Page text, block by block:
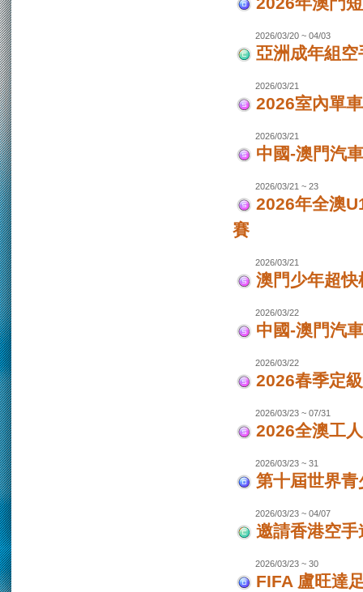
2026/03/20 ~ 04/03
亞洲成年組
2026/03/21
2026室內單
2026/03/21
中國-澳門汽
2026/03/21 ~ 23
2026年全澳
賽
2026/03/21
澳門少年超快
2026/03/22
中國-澳門汽
2026/03/22
2026春季定
2026/03/23 ~ 07/31
2026全澳工
2026/03/23 ~ 31
第十屆世界
2026/03/23 ~ 04/07
邀請香港空
2026/03/23 ~ 30
FIFA 盧旺達